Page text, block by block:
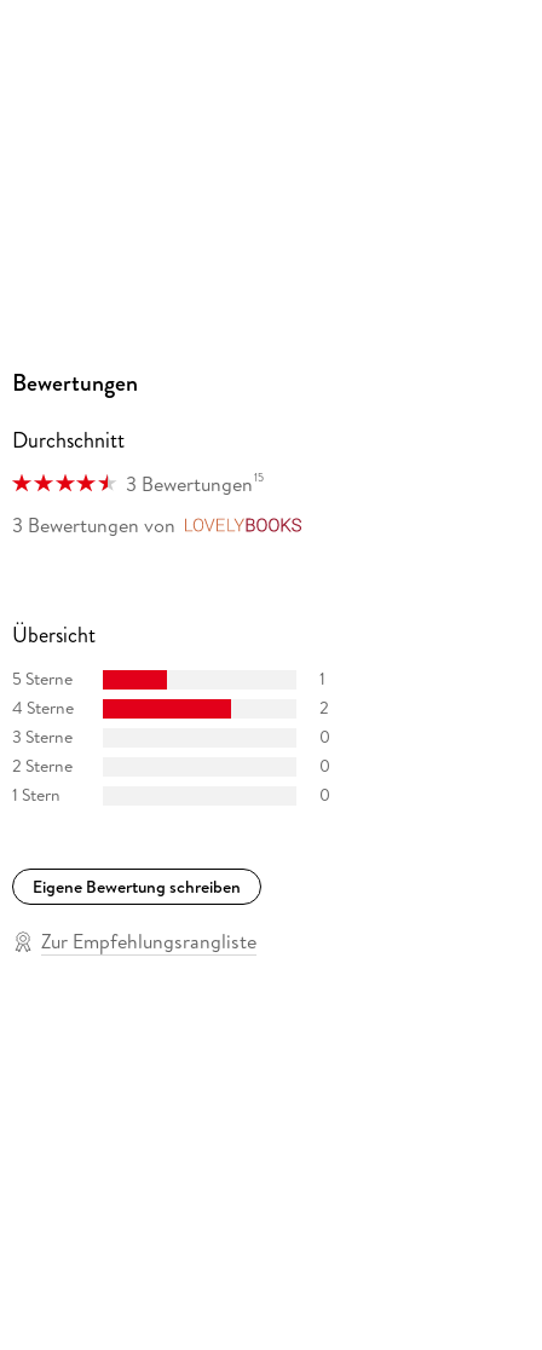
Bewertungen
Durchschnitt
3 Bewertungen15
3 Bewertungen von
Übersicht
5 Sterne
1
4 Sterne
2
3 Sterne
0
2 Sterne
0
1 Stern
0
Eigene Bewertung schreiben
Zur Empfehlungsrangliste